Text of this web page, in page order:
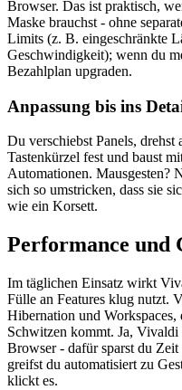
Browser. Das ist praktisch,
Maske brauchst - ohne
Limits (z. B. eingeschränkte
Geschwindigkeit); wenn du
Bezahlplan upgraden.
Anpassung bis ins
Du verschiebst Panels, drehst
Tastenkürzel fest und baust
Automationen. Mausgesten?
sich so umstricken, dass sie
wie ein Korsett.
Performance und
Im täglichen Einsatz wirkt
Fülle an Features klug nutzt.
Hibernation und
Schwitzen kommt. Ja,
Browser - dafür sparst du
greifst du automatisiert zu
klickt es.